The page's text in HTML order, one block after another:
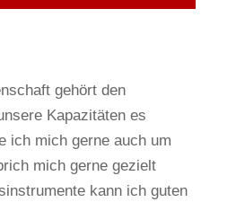
gehört den
Kapazitäten es
ich mich gerne auch um
mich gerne gezielt
kann ich guten